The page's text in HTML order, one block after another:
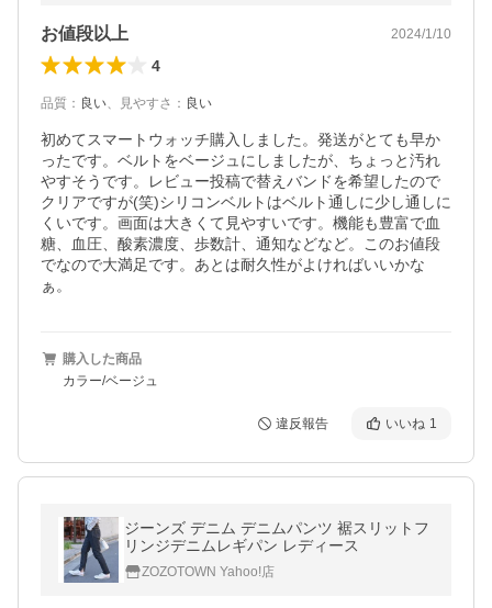
お値段以上 2024/1/10
4
品質 ： 良い、 見やすさ ： 良い
初めてスマートウォッチ購入しました。発送がとても早か
ったです。ベルトをベージュにしましたが、ちょっと汚れ
やすそうです。レビュー投稿で替えバンドを希望したので
クリアですが(笑)シリコンベルトはベルト通しに少し通しに
くいです。画面は大きくて見やすいです。機能も豊富で血
糖、血圧、酸素濃度、歩数計、通知などなど。このお値段
でなので大満足です。あとは耐久性がよければいいかな
購入した商品
カラー/ベージュ
違反報告 いいね 1
ジーンズ デニム デニムパンツ 裾スリットフ
リンジデニムレギパン レディース
ZOZOTOWN Yahoo!店